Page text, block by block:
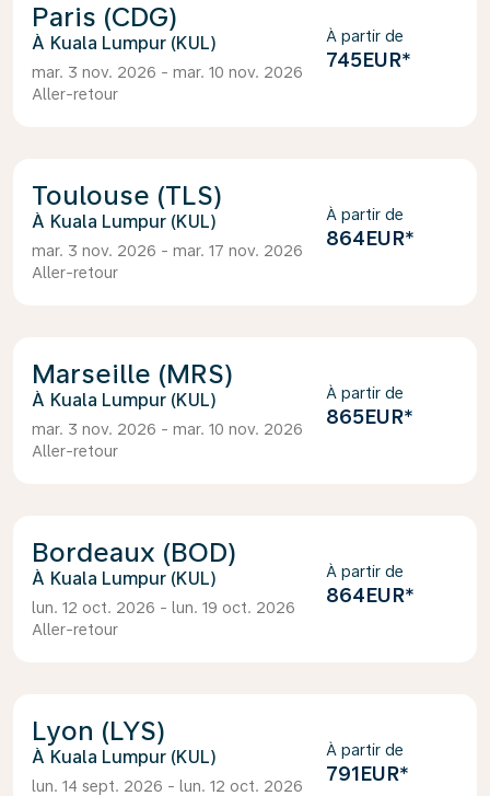
Paris (CDG)
Kuala Lumpur (KUL)
mar. 3 nov. 2026 - mar. 10 nov. 2026
Aller-retour
À partir de
745EUR*
Toulouse (TLS)
Kuala Lumpur (KUL)
mar. 3 nov. 2026 - mar. 17 nov. 2026
Aller-retour
À partir de
864EUR*
Marseille (MRS)
Kuala Lumpur (KUL)
mar. 3 nov. 2026 - mar. 10 nov. 2026
Aller-retour
À partir de
865EUR*
Bordeaux (BOD)
Kuala Lumpur (KUL)
lun. 12 oct. 2026 - lun. 19 oct. 2026
Aller-retour
À partir de
864EUR*
Lyon (LYS)
Kuala Lumpur (KUL)
lun. 14 sept. 2026 - lun. 12 oct. 2026
À partir de
791EUR*